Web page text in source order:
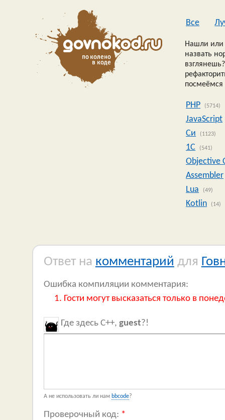
Все
Нашли или
назвать
посмеёмся
PHP (5714)
JavaScript
Си
(1123)
1C (541)
Objective
Assembler
Lua
(49)
Kotlin (14)
Ответ на комментарий для
Ошибка компиляции комментария:
Гости могут высказаться только в
Где здесь C++, guest?!
А не использовать ли нам bbcode?
Проверочный код: *